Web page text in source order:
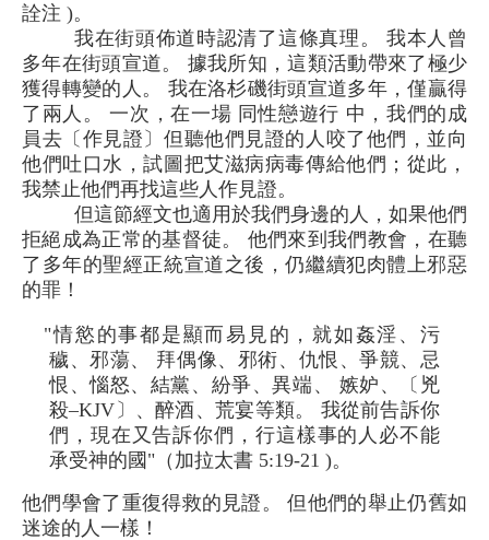
詮注 )。
我在街頭佈道時認清了這條真理。 我本人曾
多年在街頭宣道。 據我所知，這類活動帶來了極少
獲得轉變的人。 我在洛杉磯街頭宣道多年，僅贏得
了兩人。 一次，在一場 同性戀遊行 中，我們的成
員去〔作見證〕但聽他們見證的人咬了他們，並向
他們吐口水，試圖把艾滋病病毒傳給他們；從此，
我禁止他們再找這些人作見證。
但這節經文也適用於我們身邊的人，如果他們
拒絕成為正常的基督徒。 他們來到我們教會，在聽
了多年的聖經正統宣道之後，仍繼續犯肉體上邪惡
的罪！
"情慾的事都是顯而易見的，就如姦淫、污
穢、邪蕩、 拜偶像、邪術、仇恨、爭競、忌
恨、惱怒、結黨、紛爭、異端、 嫉妒、〔兇
殺–KJV〕、醉酒、荒宴等類。 我從前告訴你
們，現在又告訴你們，行這樣事的人必不能
承受神的國"（加拉太書 5:19-21 )。
他們學會了重復得救的見證。 但他們的舉止仍舊如
迷途的人一樣！